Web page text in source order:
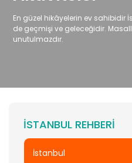
En güzel hikâyelerin ev sahibidir
de geçmişi ve geleceğidir.
unutulmazdır.
İSTANBUL REHBERI
İstanbul